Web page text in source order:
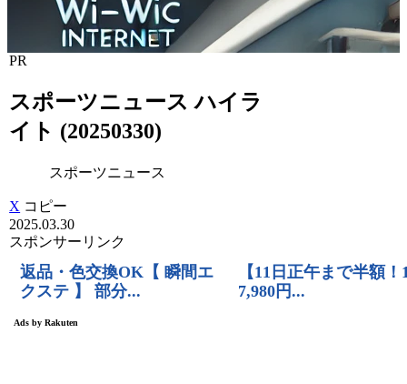
PR
スポーツニュース ハイラ
イト (20250330)
スポーツニュース
X コピー
2025.03.30
スポンサーリンク